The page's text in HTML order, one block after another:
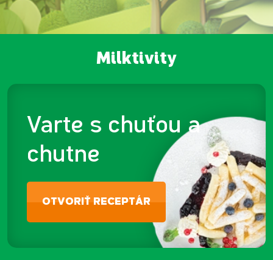
Milktivity
Varte s chuťou a
chutne
OTVORIŤ RECEPTÁR